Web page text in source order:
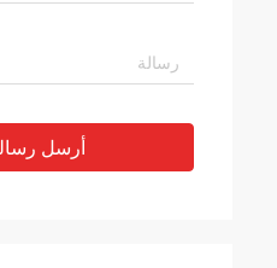
أرسل